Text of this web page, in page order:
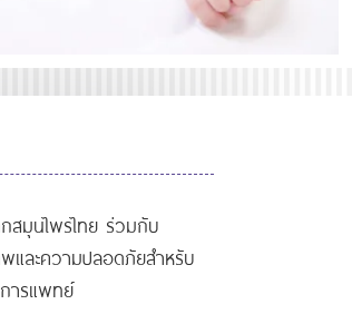
มุนไพรไทย ร่วมกับ
และความปลอดภัยสำหรับ
ารแพทย์